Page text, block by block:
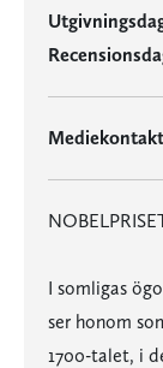
I somligas
ser honom
1700-talet, i